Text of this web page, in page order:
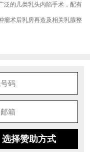
泛的几类乳头内陷手术，配有
瘤术后乳房再造及相关乳腺整
选择赞助方式